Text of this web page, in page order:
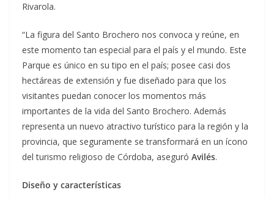
Rivarola.
“La figura del Santo Brochero nos convoca y reúne, en
este momento tan especial para el país y el mundo. Este
Parque es único en su tipo en el país; posee casi dos
hectáreas de extensión y fue diseñado para que los
visitantes puedan conocer los momentos más
importantes de la vida del Santo Brochero. Además
representa un nuevo atractivo turístico para la región y la
provincia, que seguramente se transformará en un ícono
del turismo religioso de Córdoba, aseguró Avilés.
Diseño y características